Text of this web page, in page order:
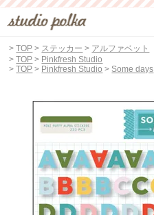
>TOP > ステッカー > アルファベット
>TOP > Pinkfresh Studio
>TOP > Pinkfresh Studio > Some days